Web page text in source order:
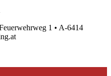
1 • A-6414